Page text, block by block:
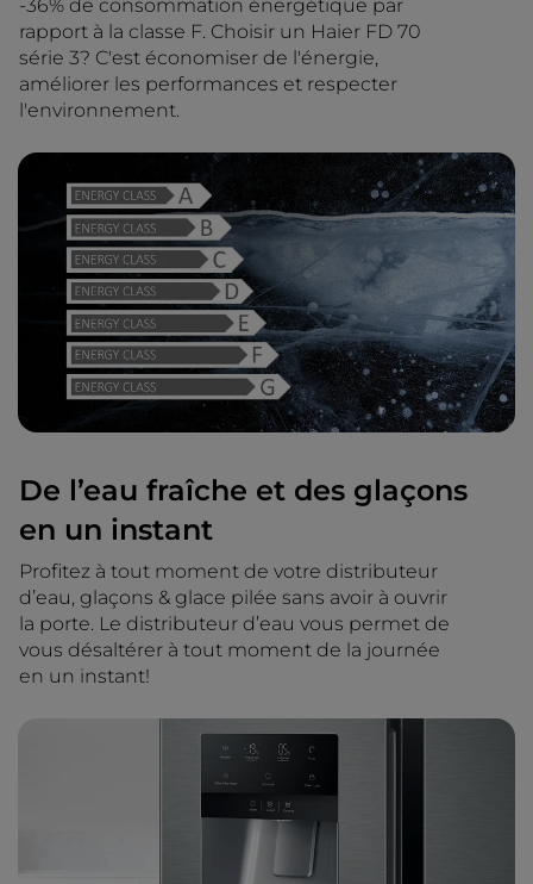
-36% de consommation énergétique par
rapport à la classe F. Choisir un Haier FD 70
série 3? C'est économiser de l'énergie,
améliorer les performances et respecter
l'environnement.
De l’eau fraîche et des glaçons
en un instant
Profitez à tout moment de votre distributeur
d’eau, glaçons & glace pilée sans avoir à ouvrir
la porte. Le distributeur d’eau vous permet de
vous désaltérer à tout moment de la journée
en un instant!